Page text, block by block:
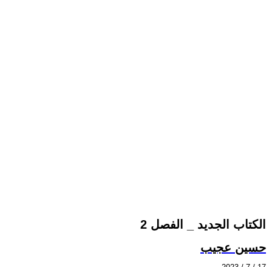
الكتاب الجديد _ الفصل 2
حسين عجيب